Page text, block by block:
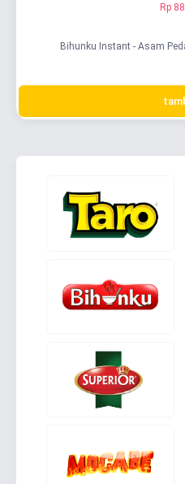
Rp
Bihunku Instant - Asam